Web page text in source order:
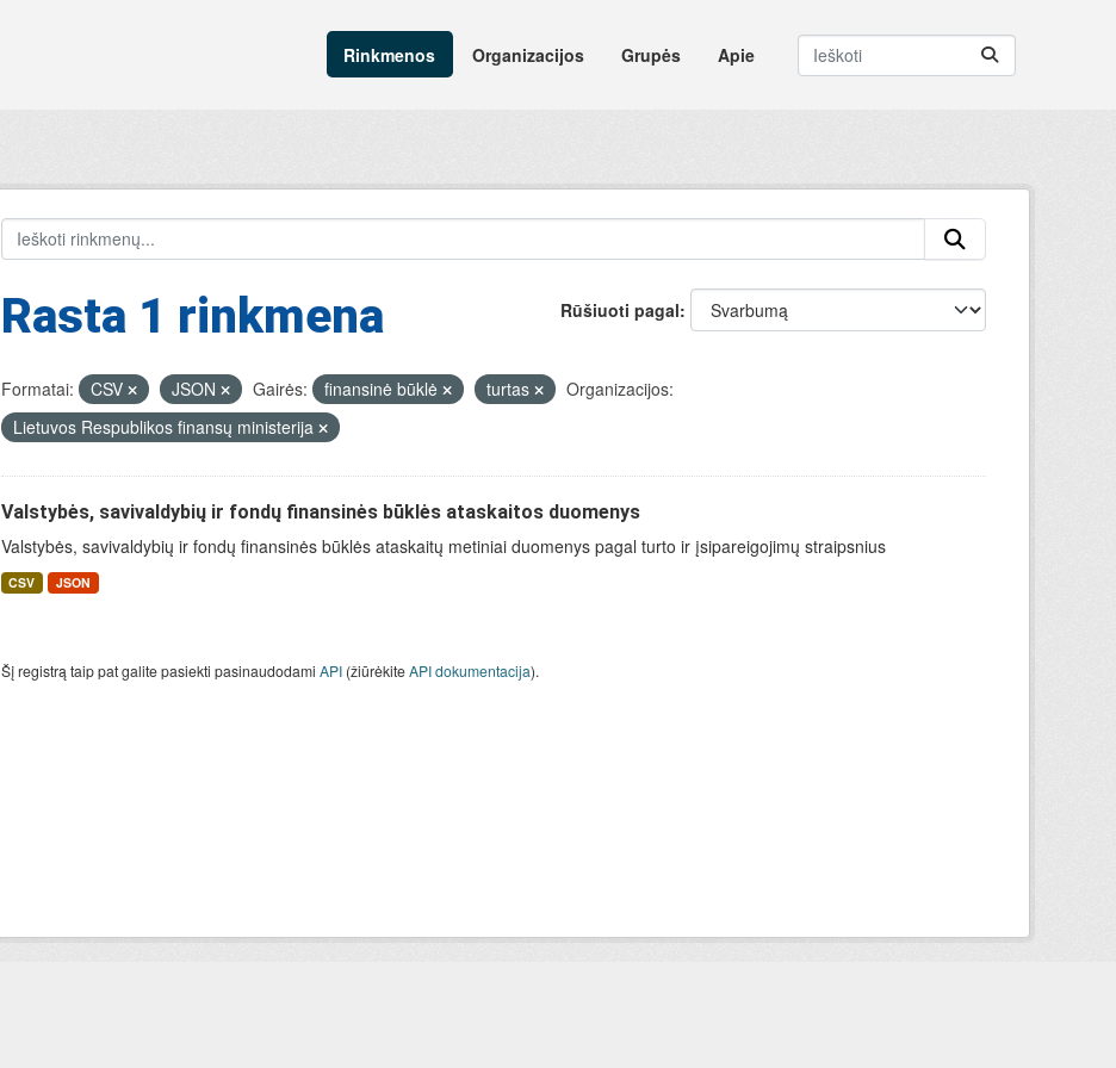
Rinkmenos
Organizacijos Grupės Apie
Rūšiuoti pagal
Rasta 1 rinkmena
Formatai: CSV JSON Gairės: finansinė būklė turtas
Organizacijos:
Lietuvos Respublikos finansų ministerija
Valstybės, savivaldybių ir fondų finansinės būklės ataskaitos duomenys
Valstybės, savivaldybių ir fondų finansinės būklės ataskaitų metiniai duomenys pagal turto ir įsipareigojimų straipsnius
CSV JSON
Šį registrą taip pat galite pasiekti pasinaudodami API(žiūrėkiteAPI dokumentacija).